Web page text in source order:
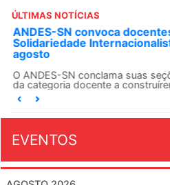
ÚLTIMAS NOTÍCIAS
ANDES-SN convoca
Solidariedade
agosto
O ANDES-SN conclama suas
da categoria docente a
EVENTOS